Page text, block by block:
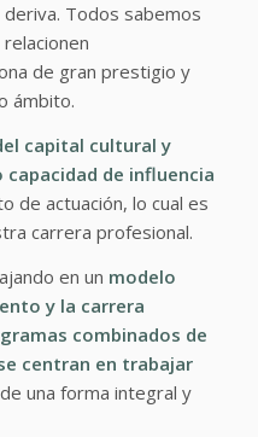
Todos sabemos
de gran prestigio y
ámbito.
capital cultural y
de influencia
de actuación, lo cual es
carrera profesional.
en un modelo
y la carrera
combinados de
centran en trabajar
una forma integral y